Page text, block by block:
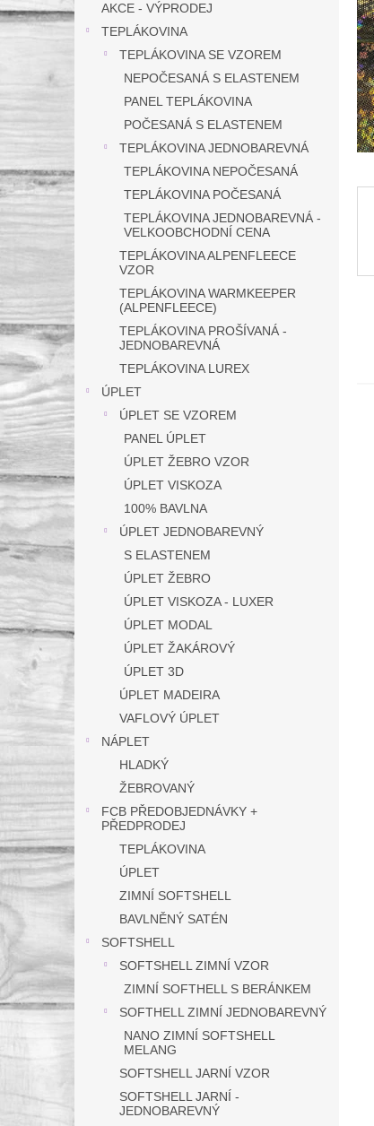
n
AKCE - VÝPRODEJ
TEPLÁKOVINA
TEPLÁKOVINA SE VZOREM
NEPOČESANÁ S ELASTENEM
PANEL TEPLÁKOVINA
POČESANÁ S ELASTENEM
TEPLÁKOVINA JEDNOBAREVNÁ
TEPLÁKOVINA NEPOČESANÁ
TEPLÁKOVINA POČESANÁ
TEPLÁKOVINA JEDNOBAREVNÁ -
VELKOOBCHODNÍ CENA
TEPLÁKOVINA ALPENFLEECE
VZOR
TEPLÁKOVINA WARMKEEPER
(ALPENFLEECE)
TEPLÁKOVINA PROŠÍVANÁ -
JEDNOBAREVNÁ
TEPLÁKOVINA LUREX
ÚPLET
ÚPLET SE VZOREM
PANEL ÚPLET
ÚPLET ŽEBRO VZOR
ÚPLET VISKOZA
100% BAVLNA
ÚPLET JEDNOBAREVNÝ
S ELASTENEM
ÚPLET ŽEBRO
ÚPLET VISKOZA - LUXER
ÚPLET MODAL
ÚPLET ŽAKÁROVÝ
ÚPLET 3D
ÚPLET MADEIRA
VAFLOVÝ ÚPLET
NÁPLET
HLADKÝ
ŽEBROVANÝ
FCB PŘEDOBJEDNÁVKY +
PŘEDPRODEJ
TEPLÁKOVINA
ÚPLET
ZIMNÍ SOFTSHELL
BAVLNĚNÝ SATÉN
SOFTSHELL
SOFTSHELL ZIMNÍ VZOR
ZIMNÍ SOFTHELL S BERÁNKEM
SOFTHELL ZIMNÍ JEDNOBAREVNÝ
NANO ZIMNÍ SOFTSHELL
MELANG
SOFTSHELL JARNÍ VZOR
SOFTSHELL JARNÍ -
JEDNOBAREVNÝ